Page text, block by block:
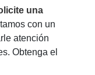
una
con un
atención
Obtenga el